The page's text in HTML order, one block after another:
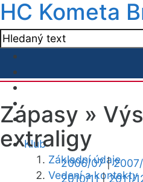
HC Kometa
Klub
Základní údaje
Vedení a kontakty
Zápasy »
extraligy
2006/07|
2010/11|2011/